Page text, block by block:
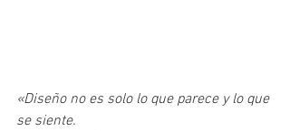
«Diseño no es solo lo que parece y lo que
se siente.